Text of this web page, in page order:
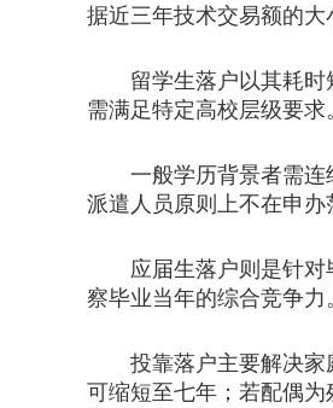
据近三年技术交易额的大
留学生落户以其耗时短
需满足特定高校层级要求
一般学历背景者需连续
派遣人员原则上不在申办
应届生落户则是针对毕
察毕业当年的综合竞争力
投靠落户主要解决家庭
可缩短至七年；若配偶